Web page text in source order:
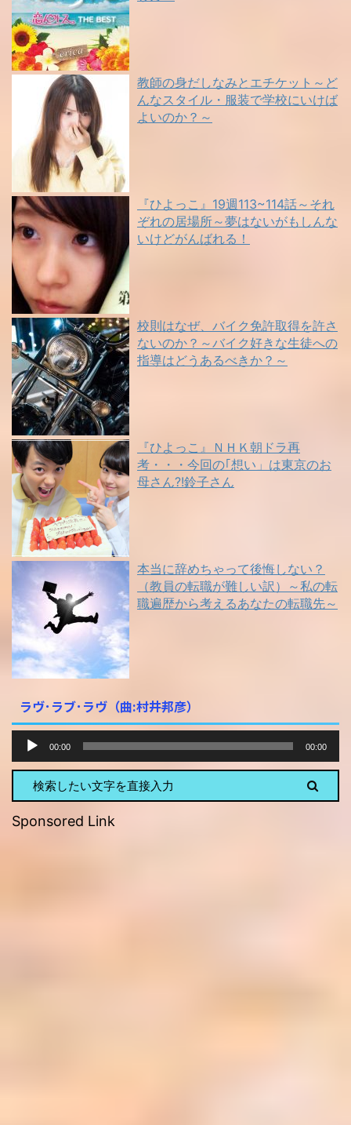
教師の身だしなみとエチケット～ど
んなスタイル・服装で学校にいけば
よいのか？～
『ひよっこ』19週113~114話～それ
ぞれの居場所～夢はないがもしんな
いけどがんばれる！
校則はなぜ、バイク免許取得を許さ
ないのか？～バイク好きな生徒への
指導はどうあるべきか？～
『ひよっこ』ＮＨＫ朝ドラ再
考・・・今回の｢想い」は東京のお
母さん?!鈴子さん
本当に辞めちゃって後悔しない？
（教員の転職が難しい訳）～私の転
職遍歴から考えるあなたの転職先～
ラヴ･ラブ･ラヴ（曲:村井邦彦）
プ
ー
ヤ
00:00 00:00
Sponsored Link